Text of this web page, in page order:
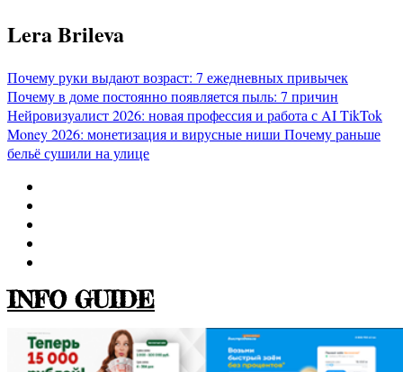
Перейти
к
Lera Brileva
Почему руки выдают возраст: 7 ежедневных привычек
Почему в доме постоянно появляется пыль: 7 причин
Нейровизуалист 2026: новая профессия и работа с AITikTok
Money 2026: монетизация и вирусные ниши Почему раньше
бельё сушили на улице
INFO GUIDE